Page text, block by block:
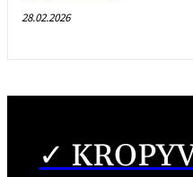
28.02.2026
✓